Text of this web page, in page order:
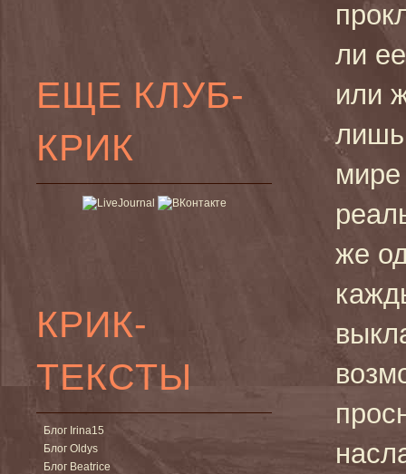
ЕЩЕ КЛУБ-
КРИК
КРИК-
ТЕКСТЫ
Блог Irina15
Блог Oldys
Блог Beatrice
ли
или
же